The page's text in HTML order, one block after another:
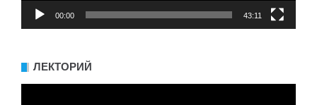
00:00 43:11
ЛЕКТОРИЙ